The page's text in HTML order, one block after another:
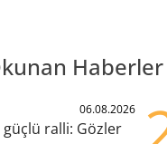
Haberler
06.08.2026
güçlü ralli: Gözler